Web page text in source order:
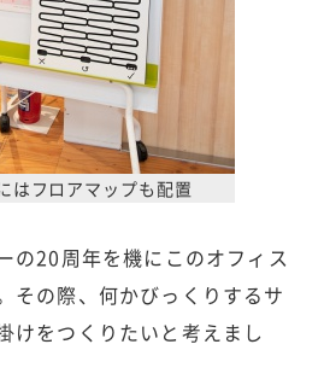
はフロアマップも配置
の20周年を機にこのオフィス
その際、何かびっくりするサ
けをつくりたいと考えまし